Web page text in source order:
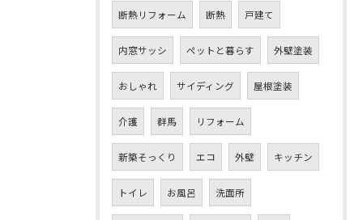
断熱リフォーム 断熱 戸建て
内窓サッシ ペットと暮らす 外壁塗装
おしゃれ サイディング 屋根塗装
介護 群馬 リフォーム
新築そっくり エコ 外壁 キッチン
トイレ お風呂 洗面所